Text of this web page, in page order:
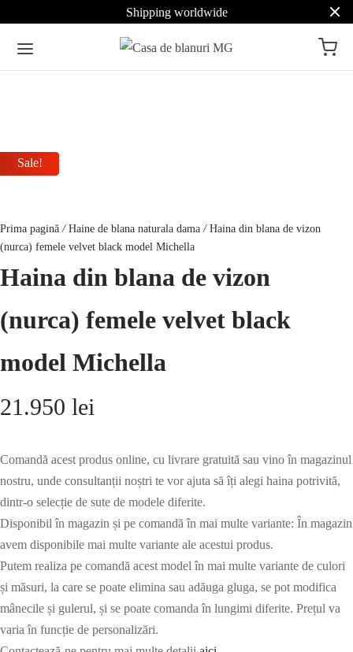
Shipping worldwide
Prima pagină / Haine de blana naturala dama /Haina din blana de vizon
(nurca) femele velvet black model Michella
Haina din blana de vizon
(nurca) femele velvet black
model Michella
21.950 lei
Comandă acest produs online, cu livrare gratuită sau vino în magazinul
nostru, unde consultanții noștri te vor ajuta să îți alegi haina potrivită,
dintr-o selecție de sute de modele diferite.
Disponibil în magazin și pe comandă în mai multe variante: În magazin
avem disponibile mai multe variante ale acestui produs.
Putem realiza pe comandă acest model în mai multe variante de culori
și măsuri, la care se poate elimina sau adăuga gluga, se pot modifica
mânecile și gulerul, și se poate comanda în lungimi diferite. Prețul va
varia în funcție de personalizări.
Sale!
Sale!
Sale!